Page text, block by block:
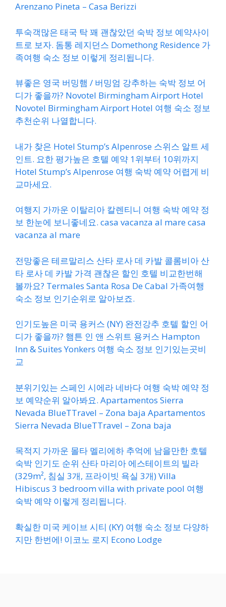
Arenzano Pineta – Casa Berizzi
투숙객많은 태국 탁 꽤 괜찮았던 숙박 정보 예약사이
트로 보자. 돔통 레지던스 Domethong Residence 가
족여행 숙소 정보 이렇게 정리됩니다.
뷰좋은 영국 버밍햄 / 버밍엄 강추하는 숙박 정보 어
디가 좋을까? Novotel Birmingham Airport Hotel
Novotel Birmingham Airport Hotel 여행 숙소 정보
추천순위 나열합니다.
내가 찾은 Hotel Stump’s Alpenrose 스위스 알트 세
인트. 요한 평가높은 호텔 예약 1위부터 10위까지
Hotel Stump’s Alpenrose 여행 숙박 예약 어렵게 비
교마세요.
여행지 가까운 이탈리아 칼렌티니 여행 숙박 예약 정
보 한눈에 보니좋네요. casa vacanza al mare casa
vacanza al mare
전망좋은 테르말리스 산타 로사 데 카발 콜롬비아 산
타 로사 데 카발 가격 괜찮은 할인 호텔 비교한번해
볼까요? Termales Santa Rosa De Cabal 가족여행
숙소 정보 인기순위로 알아보죠.
인기도높은 미국 용커스 (NY) 완전강추 호텔 할인 어
디가 좋을까? 햄튼 인 앤 스위트 용커스 Hampton
Inn & Suites Yonkers 여행 숙소 정보 인기있는곳비
교
분위기있는 스페인 시에라 네바다 여행 숙박 예약 정
보 예약순위 알아봐요. Apartamentos Sierra
Nevada BlueTTravel – Zona baja Apartamentos
Sierra Nevada BlueTTravel – Zona baja
목적지 가까운 몰타 멜리에하 추억에 남을만한 호텔
숙박 인기도 순위 산타 마리아 에스테이트의 빌라
(329m², 침실 3개, 프라이빗 욕실 3개) Villa
Hibiscus 3 bedroom villa with private pool 여행
숙박 예약 이렇게 정리됩니다.
확실한 미국 케이브 시티 (KY) 여행 숙소 정보 다양하
지만 한번에! 이코노 로지 Econo Lodge